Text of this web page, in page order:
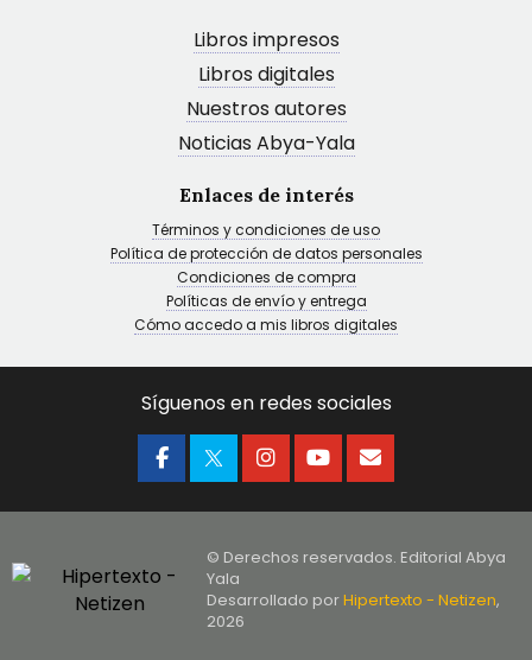
Libros impresos
Libros digitales
Nuestros autores
Noticias Abya-Yala
Enlaces de interés
Términos y condiciones de uso
Política de protección de datos personales
Condiciones de compra
Políticas de envío y entrega
Cómo accedo a mis libros digitales
Síguenos en redes sociales
© Derechos reservados. Editorial Abya
Yala
Desarrollado porHipertexto - Netizen,
2026